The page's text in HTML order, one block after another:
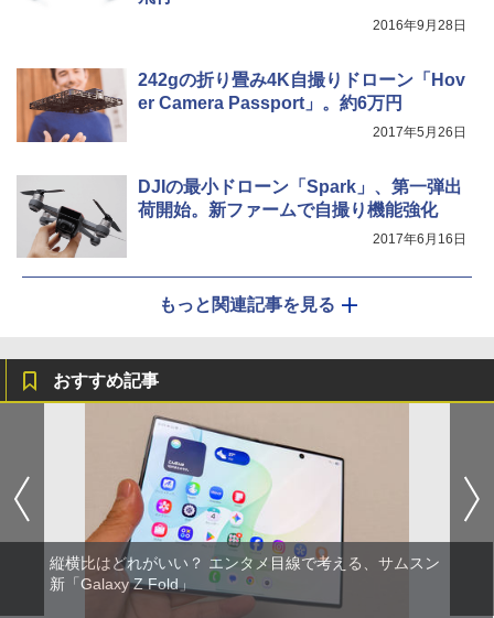
2016年9月28日
242gの折り畳み4K自撮りドローン「Hov
er Camera Passport」。約6万円
2017年5月26日
DJIの最小ドローン「Spark」、第一弾出
荷開始。新ファームで自撮り機能強化
2017年6月16日
もっと関連記事を見る
おすすめ記事
縦横比はどれがいい？ エンタメ目線で考える、サムスン
新「Galaxy Z Fold」